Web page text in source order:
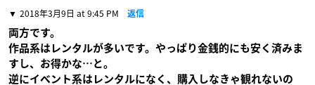
2018年3月9日 at 9:45 PM 返信
両方です。
作品系はレンタルが多いです。やっぱり金銭的にも安く済みま
すし、お得かな…と。
逆にイベント系はレンタルになく、購入しなきゃ観れないの